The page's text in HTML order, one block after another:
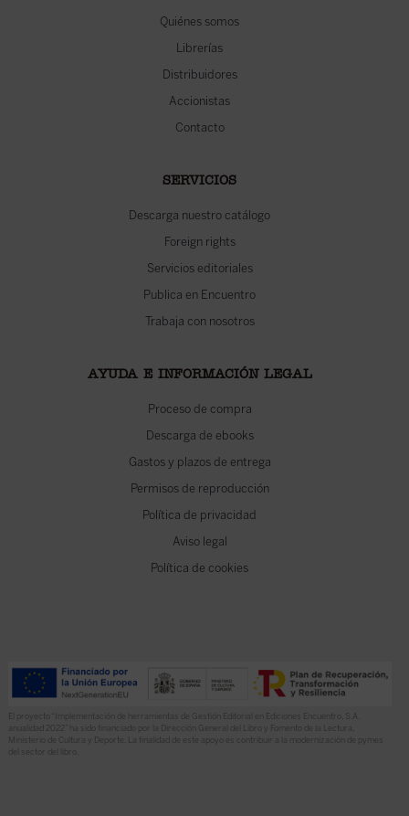
Quiénes somos
Librerías
Distribuidores
Accionistas
Contacto
SERVICIOS
Descarga nuestro catálogo
Foreign rights
Servicios editoriales
Publica en Encuentro
Trabaja con nosotros
AYUDA E INFORMACIÓN LEGAL
Proceso de compra
Descarga de ebooks
Gastos y plazos de entrega
Permisos de reproducción
Política de privacidad
Aviso legal
Política de cookies
El proyecto “Implementación de herramientas de Gestión Editorial en Ediciones Encuentro, S.A.
anualidad 2022” ha sido financiado por la Dirección General del Libro y Fomento de la Lectura,
Ministerio de Cultura y Deporte. La finalidad de este apoyo es contribuir a la modernización de pymes
del sector del libro.